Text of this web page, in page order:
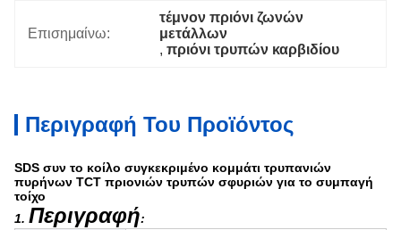
Επισημαίνω:
τέμνον πριόνι ζωνών
μετάλλων
, πριόνι τρυπών καρβιδίου
Περιγραφή Του Προϊόντος
SDS συν το κοίλο συγκεκριμένο κομμάτι τρυπανιών
πυρήνων TCT πριονιών τρυπών σφυριών για το συμπαγή
τοίχο
1. Περιγραφή: